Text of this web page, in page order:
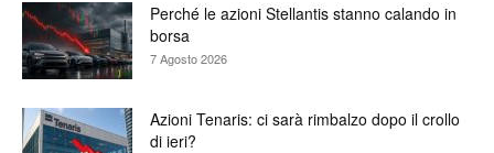
Perché le azioni Stellantis stanno calando in
borsa
7 Agosto 2026
Azioni Tenaris: ci sarà rimbalzo dopo il crollo
di ieri?